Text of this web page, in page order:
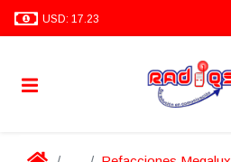
USD: 17.23